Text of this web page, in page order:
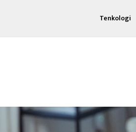
Tenkologi